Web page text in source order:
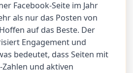
Facebook-Seite im Jahr
als nur das Posten von
auf das Beste. Der
Engagement und
bedeutet, dass Seiten mit
und aktiven